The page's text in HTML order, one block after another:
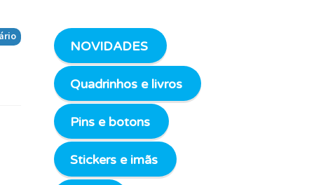
NOVIDADES
Quadrinhos e livros
Pins e botons
Stickers e imãs